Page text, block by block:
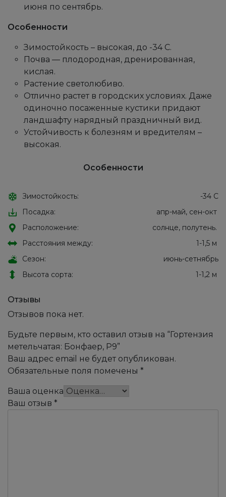
июня по сентябрь.
Особенности
Зимостойкость – высокая, до -34 С.
Почва — плодородная, дренированная,
кислая.
Растение светолюбиво.
Отлично растет в городских условиях. Даже
одиночно посаженные кустики придают
ландшафту нарядный праздничный вид.
Устойчивость к болезням и вредителям –
высокая.
Особенности
Зимостойкость:
-34 С
Посадка:
апр-май, сен-окт
Расположение:
солнце, полутень.
Расстояния между:
1-1,5 м
Сезон:
июнь-сетнябрь
Высота сорта:
1-1,2 м
Отзывы
Отзывов пока нет.
Будьте первым, кто оставил отзыв на “Гортензия
метельчатая: Бонфаер, Р9”
Ваш адрес email не будет опубликован.
Обязательные поля помечены *
Ваша оценка
Ваш отзыв *